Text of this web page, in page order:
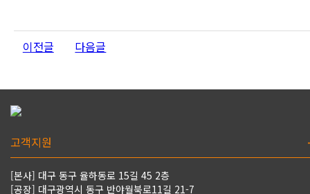
이전글 다음글
고객지원
[본사] 대구 동구 율하동로 15길 45 2층
[공장] 대구광역시 동구 반야월북로11길 21-7